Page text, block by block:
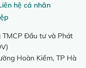
hệ cá nhân
Đầu tư và Phát
Hoàn Kiếm, TP Hà